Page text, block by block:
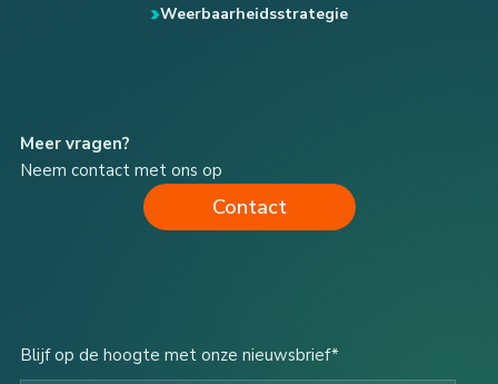
Weerbaarheidsstrategie
Meer vragen?
Neem contact met ons op
Contact
Blijf op de hoogte met onze nieuwsbrief*
Typ je e-mail...